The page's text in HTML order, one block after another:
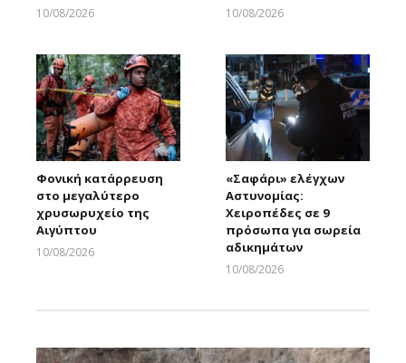
10/08/2026
10/08/2026
Φονική κατάρρευση
στο μεγαλύτερο
χρυσωρυχείο της
Αιγύπτου
10/08/2026
«Σαφάρι» ελέγχων
Αστυνομίας:
Χειροπέδες σε 9
πρόσωπα για σωρεία
αδικημάτων
10/08/2026